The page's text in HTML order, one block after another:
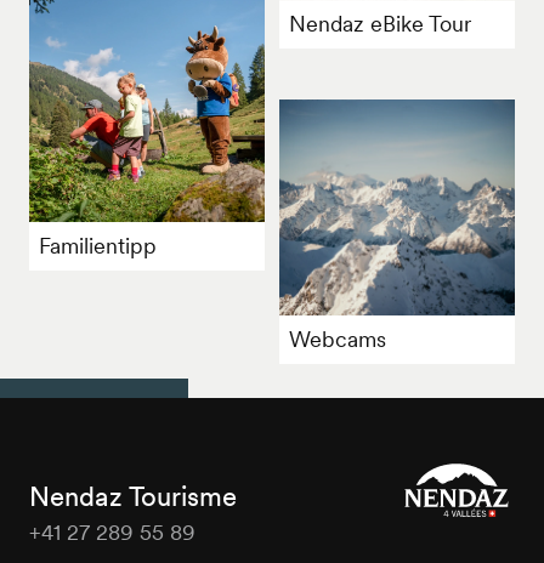
Nendaz eBike Tour
Familientipp
Webcams
Nendaz Tourisme
+41 27 289 55 89